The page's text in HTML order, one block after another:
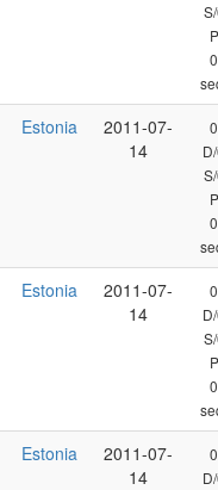
P
0
Estonia
2011-07-
14
0
P
0
Estonia
2011-07-
14
0
P
0
Estonia
2011-07-
14
0